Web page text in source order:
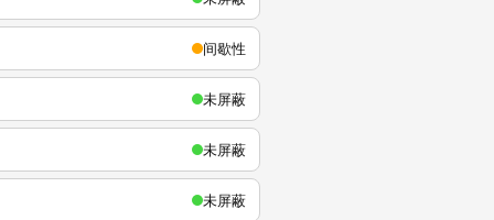
间歇性
未屏蔽
未屏蔽
未屏蔽